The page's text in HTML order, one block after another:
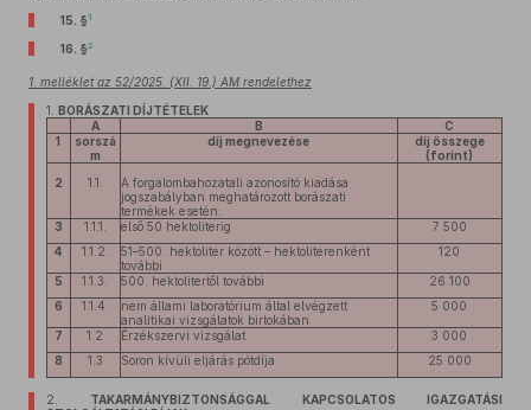
15. § 1
16. §2
1. melléklet az 52/2025. (XII. 19.) AM rendelethez
1. BORÁSZATI DÍJTÉTELEK
A
B
C
1
sorszá
m
díj megnevezése
díj összege
(forint)
2
1.1.
A forgalombahozatali azonosító kiadása
jogszabályban meghatározott borászati
termékek esetén:
3
1.1.1. első 50 hektoliterig
7 500
4
1.1.2.
51–500. hektoliter között – hektoliterenként
további
120
5 1.1.3. 500. hektolitertől további
26 100
6
1.1.4.
nem állami laboratórium által elvégzett
analitikai vizsgálatok birtokában
5 000
7 1.2 Érzékszervi vizsgálat
3 000
8
1.3 Soron kívüli eljárás pótdíja 25 000
2.
TAKARMÁNYBIZTONSÁGGAL KAPCSOLATOS IGAZGATÁSI